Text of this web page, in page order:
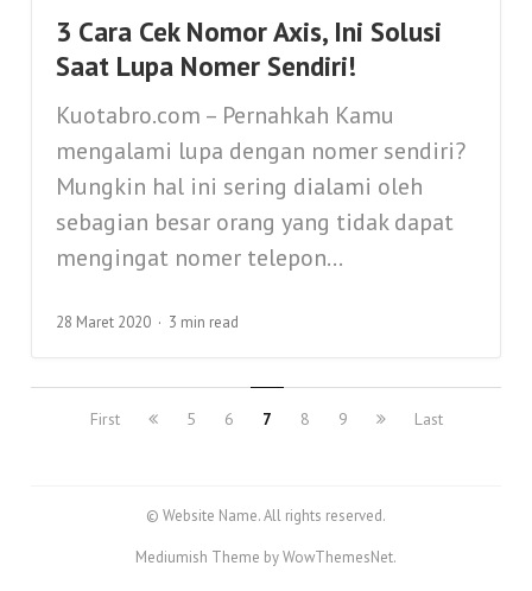
3 Cara Cek Nomor Axis, Ini Solusi
Saat Lupa Nomer Sendiri!
Kuotabro.com – Pernahkah Kamu
mengalami lupa dengan nomer sendiri?
Mungkin hal ini sering dialami oleh
sebagian besar orang yang tidak dapat
mengingat nomer telepon...
28 Maret 2020 3 min read
First 5 6 7 8 9 Last
© Website Name. All rights reserved.
Mediumish Theme by WowThemesNet.